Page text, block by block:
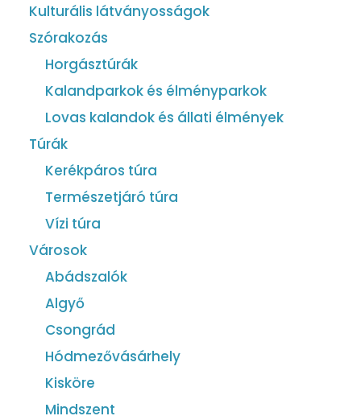
Kulturális látványosságok
Szórakozás
Horgásztúrák
Kalandparkok és élményparkok
Lovas kalandok és állati élmények
Túrák
Kerékpáros túra
Természetjáró túra
Vízi túra
Városok
Abádszalók
Algyő
Csongrád
Hódmezővásárhely
Kisköre
Mindszent